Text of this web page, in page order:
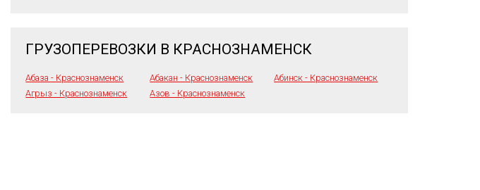
ГРУЗОПЕРЕВОЗКИ В КРАСНОЗНАМЕНСК
Абаза - Краснознаменск Абакан - Краснознаменск
Абинск - Краснознаменск
Агрыз - Краснознаменск
Азов - Краснознаменск